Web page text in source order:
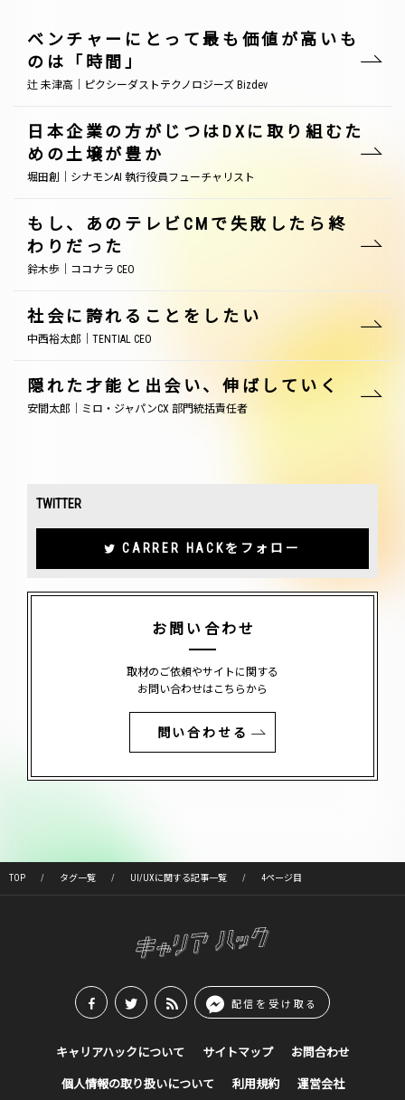
ベンチャーにとって最も価値が高いも
のは「時間」
辻 未津高｜ピクシーダストテクノロジーズ Bizdev
日本企業の方がじつはDXに取り組むた
めの土壌が豊か
堀田創｜シナモンAI 執行役員フューチャリスト
もし、あのテレビCMで失敗したら終
わりだった
鈴木歩｜ココナラ CEO
社会に誇れることをしたい
中西裕太郎｜TENTIAL CEO
隠れた才能と出会い、伸ばしていく
安間太郎｜ミロ・ジャパンCX 部門統括責任者
TWITTER
CARRER HACKをフォロー
お問い合わせ
取材のご依頼やサイトに関する
お問い合わせはこちらから
問い合わせる
TOP タグ一覧 UI/UXに関する記事一覧 4ページ目
配信を受け取る
キャリアハックについて サイトマップ お問合わせ
個人情報の取り扱いについて 利用規約 運営会社